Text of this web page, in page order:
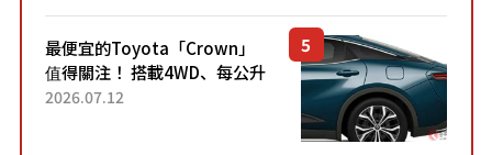
最便宜的Toyota「Crown」
值得關注！ 搭載4WD、每公升
22.4公里低油耗表現超亮眼！
2026.07.12